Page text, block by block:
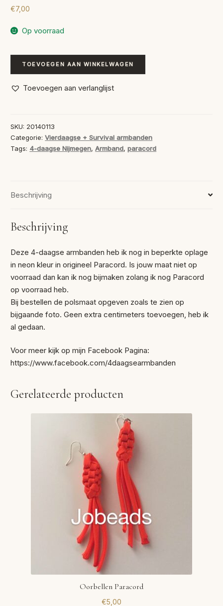
€7,00
Op voorraad
Survival
Armband
Neon
TOEVOEGEN AAN WINKELWAGEN
Toevoegen aan verlanglijst
SKU: 20140113
Categorie:Vierdaagse + Survival armbanden
Tags: 4-daagse Nijmegen,Armband,paracord
Beschrijving
Beschrijving
Deze 4-daagse armbanden heb ik nog in beperkte oplage
in neon kleur in origineel Paracord. Is jouw maat niet op
voorraad dan kan ik nog bijmaken zolang ik nog Paracord
op voorraad heb.
Bij bestellen de polsmaat opgeven zoals te zien op
bijgaande foto. Geen extra centimeters toevoegen, heb ik
al gedaan.
Voor meer kijk op mijn Facebook Pagina:
https://www.facebook.com/4daagsearmbanden
Gerelateerde producten
Oorbellen Paracord
€5,00